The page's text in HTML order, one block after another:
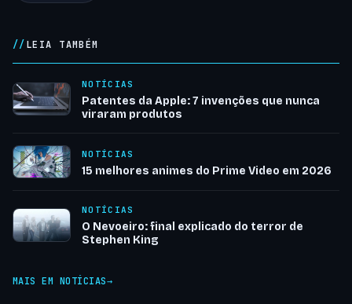
LEIA TAMBÉM
NOTÍCIAS
Patentes da Apple: 7 invenções que nunca
viraram produtos
NOTÍCIAS
15 melhores animes do Prime Video em 2026
NOTÍCIAS
O Nevoeiro: final explicado do terror de
Stephen King
MAIS EM NOTÍCIAS